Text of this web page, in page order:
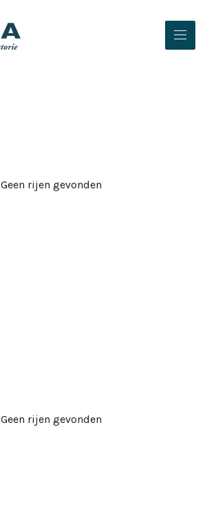
Geen rijen gevonden
Geen rijen gevonden